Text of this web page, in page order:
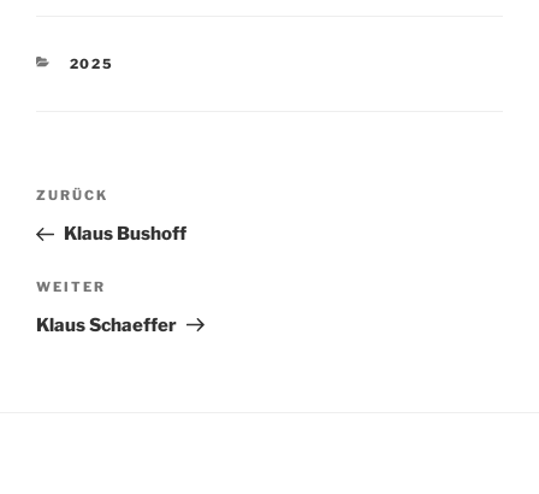
KATEGORIEN
2025
Beitragsnavigation
Vorheriger
Beitrag
ZURÜCK
Klaus Bushoff
Nächster
Beitrag
WEITER
Klaus Schaeffer